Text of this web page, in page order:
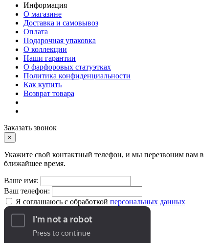
Информация
О магазине
Доставка и самовывоз
Оплата
Подарочная упаковка
О коллекции
Наши гарантии
О фарфоровых статуэтках
Политика конфиденциальности
Как купить
Возврат товара
Заказать звонок
×
Укажите свой контактный телефон, и мы перезвоним вам в
ближайшее время.
Ваше имя:
Ваш телефон:
Я соглашаюсь с обработкой персональных данных